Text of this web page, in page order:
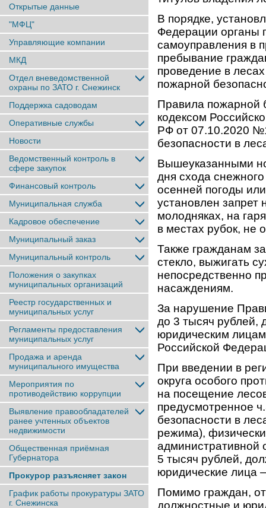
Открытые данные
"МФЦ"
Управляющие компании
МКД
Отдел вневедомственной
охраны по ЗАТО г. Снежинск
Поддержка садоводам
Оперативные службы
Новости
Ведомственный контроль в
сфере закупок
Финансовый контроль
Муниципальная служба
Кадровое обеспечение
Муниципальный заказ
Муниципальный контроль
Положения о закупках
муниципальных организаций
Реестр государственных и
муниципальных услуг
Регламенты предоставления
муниципальных услуг
Продажа и аренда
муниципального имущества
Мероприятия по
противодействию коррупции
Выявление правообладателей
ранее учтенныx объектов
недвижимости
Общественная приёмная
Губернатора
Прокурор разъясняет закон
График работы прокуратуры ЗАТО
г. Снежинска
В порядке,
Федерации органы
самоуправления в
пребывание
проведение в
пожарной
Правила пожарной
кодексом
РФ от 07.10.2020
безопасности в
Вышеуказанными
дня схода
осенней погоды
установлен запрет
молодняках, на
в местах рубок, не
Также гражданам
стекло, выжигать
непосредственно
насаждениям.
За нарушение
до 3 тысяч рублей,
юридическим
Российской
При введении в
округа особого
на посещение
предусмотренное
безопасности в
режима),
административной
5 тысяч рублей,
юридические лица
Помимо граждан,
должностные и